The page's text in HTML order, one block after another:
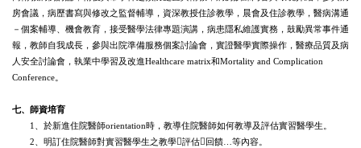
房會議，病歷書寫與修改之監督輔導，資深教授住診教學，晨會及住診教學，醫病溝通
－個案輔導、機會教育，接受醫學法律專題演講，病患隱私維護實務，鼓勵異常事件通
報，教師自我成長，參與出院準備服務個案討論會，實證醫學實際操作，醫療品質及病
人安全討論會，執業中學習及改進Healthcare matrix和Mortality and Complication
Conference。
七、師資培育
1、於新進住院醫師orientation時，教導住院醫師如何教導及評估實習醫學生。
2、明訂住院醫師對實習醫學生之教學評估回饋…等內容。